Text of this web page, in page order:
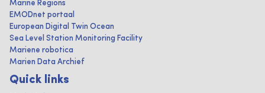
Marine Regions
EMODnet portaal
European Digital Twin Ocean
Sea Level Station Monitoring Facility
Mariene robotica
Marien Data Archief
Quick links